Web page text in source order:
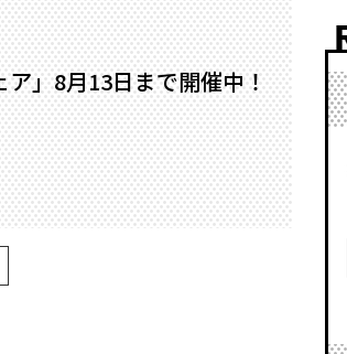
」8月13日まで開催中！